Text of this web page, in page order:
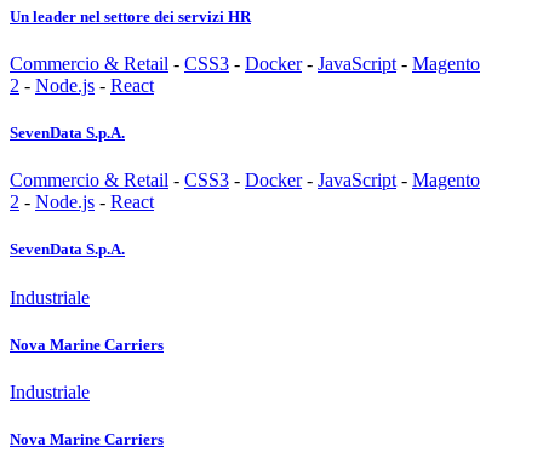
Un leader nel settore dei servizi HR
Commercio & Retail - CSS3 - Docker- JavaScript - Magento
2 - Node.js - React
SevenData S.p.A.
Commercio & Retail - CSS3 - Docker- JavaScript - Magento
2 - Node.js - React
SevenData S.p.A.
Industriale
Nova Marine Carriers
Industriale
Nova Marine Carriers